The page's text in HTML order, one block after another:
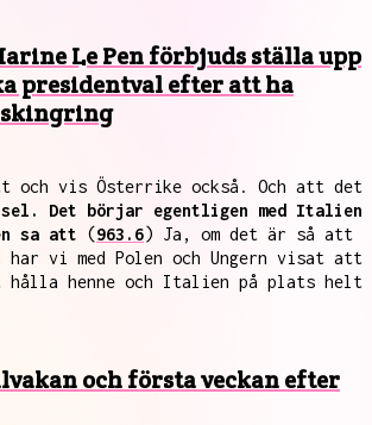
Le Pen förbjuds ställa upp
presidentval efter att ha
och vis Österrike också. Och att det
Det börjar egentligen med Italien
sa att (963.6) Ja, om det är så att
har vi med Polen och Ungern visat att
hålla henne och Italien på plats helt
och första veckan efter